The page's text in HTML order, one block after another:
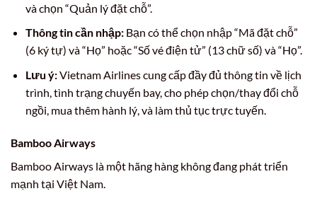
và chọn “Quản lý đặt chỗ”.
Thông tin cần nhập:Bạn có thể chọn nhập “Mã đặt chỗ”
(6 ký tự) và “Họ” hoặc “Số vé điện tử” (13 chữ số) và “Họ”.
Lưu ý:Vietnam Airlines cung cấp đầy đủ thông tin về lịch
trình, tình trạng chuyến bay, cho phép chọn/thay đổi chỗ
ngồi, mua thêm hành lý, và làm thủ tục trực tuyến.
Bamboo Airways
Bamboo Airways là một hãng hàng không đang phát triển
mạnh tại Việt Nam.